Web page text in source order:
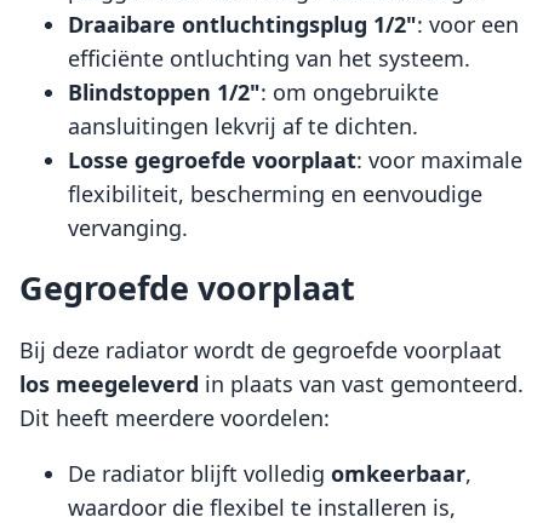
Draaibare ontluchtingsplug 1/2": voor een
efficiënte ontluchting van het systeem.
Blindstoppen 1/2": om ongebruikte
aansluitingen lekvrij af te dichten.
Losse gegroefde voorplaat: voor maximale
flexibiliteit, bescherming en eenvoudige
vervanging.
Gegroefde voorplaat
Bij deze radiator wordt de gegroefde voorplaat
los meegeleverd in plaats van vast gemonteerd.
Dit heeft meerdere voordelen:
De radiator blijft volledig omkeerbaar,
waardoor die flexibel te installeren is,